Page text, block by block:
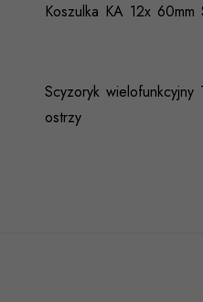
Koszulka KA 12x 60mm
Scyzoryk wielofunkcyjny
ostrzy